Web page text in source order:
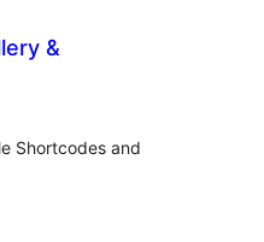
&
Shortcodes and